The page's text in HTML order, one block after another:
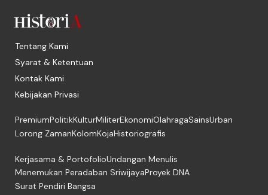
Tentang Kami
Syarat & Ketentuan
Kontak Kami
Kebijakan Privasi
PremiumPolitikKulturMiliterEkonomiOlahragaSainsUrban
Lorong ZamanKolomKojaHistoriografis
Kerjasama & PortofolioUndangan Menulis
Menemukan Peradaban SriwijayaProyek DNA
Surat Pendiri Bangsa